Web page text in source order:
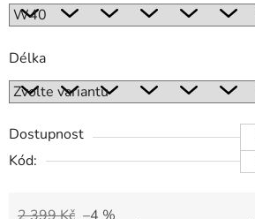
Délka
Dostupnost
Kód: